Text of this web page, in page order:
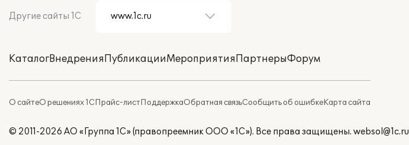
Другие сайты 1С
КаталогВнедренияПубликацииМероприятияПартнерыФорум
О сайтеО решениях 1СПрайс-листПоддержкаОбратная связьСообщить об ошибкеКарта сайта
© 2011-2026 АО «Группа 1С» (правопреемник ООО «1С»). Все права защищены. websol@1c.ru